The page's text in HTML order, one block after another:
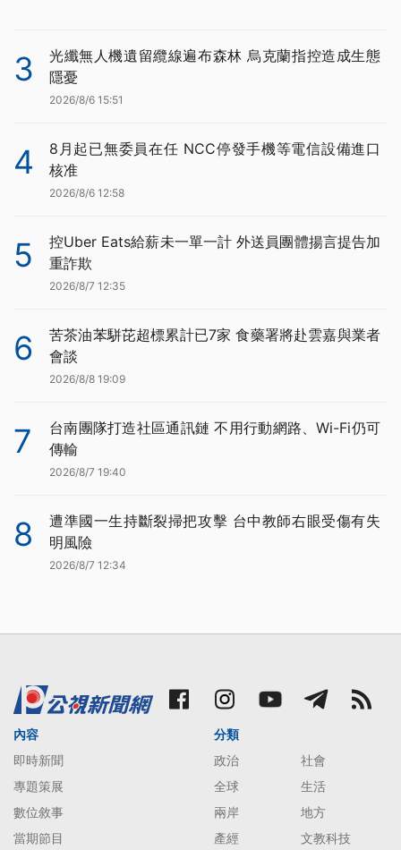
3
光纖無人機遺留纜線遍布森林 烏克蘭指控造成生態
隱憂
2026/8/6 15:51
4
8月起已無委員在任 NCC停發手機等電信設備進口
核准
2026/8/6 12:58
5
控Uber Eats給薪未一單一計 外送員團體揚言提告加
重詐欺
2026/8/7 12:35
6
苦茶油苯駢芘超標累計已7家 食藥署將赴雲嘉與業者
會談
2026/8/8 19:09
7
台南團隊打造社區通訊鏈 不用行動網路、Wi-Fi仍可
傳輸
2026/8/7 19:40
8
遭準國一生持斷裂掃把攻擊 台中教師右眼受傷有失
明風險
2026/8/7 12:34
內容
即時新聞
專題策展
數位敘事
當期節目
分類
政治
社會
全球
生活
兩岸
地方
產經
文教科技